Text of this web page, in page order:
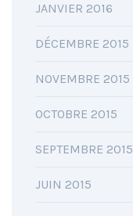
JANVIER 2016
DÉCEMBRE 2015
NOVEMBRE 2015
OCTOBRE 2015
SEPTEMBRE 2015
JUIN 2015